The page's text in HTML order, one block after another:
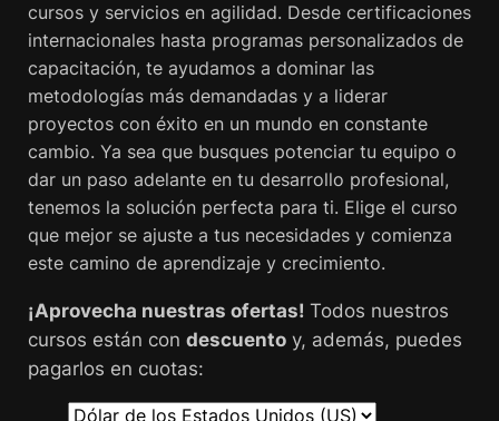
cursos y servicios en agilidad. Desde certificaciones
internacionales hasta programas personalizados de
capacitación, te ayudamos a dominar las
metodologías más demandadas y a liderar
proyectos con éxito en un mundo en constante
cambio. Ya sea que busques potenciar tu equipo o
dar un paso adelante en tu desarrollo profesional,
tenemos la solución perfecta para ti. Elige el curso
que mejor se ajuste a tus necesidades y comienza
este camino de aprendizaje y crecimiento.
¡Aprovecha nuestras ofertas! Todos nuestros
cursos están con descuento y, además, puedes
pagarlos en cuotas: